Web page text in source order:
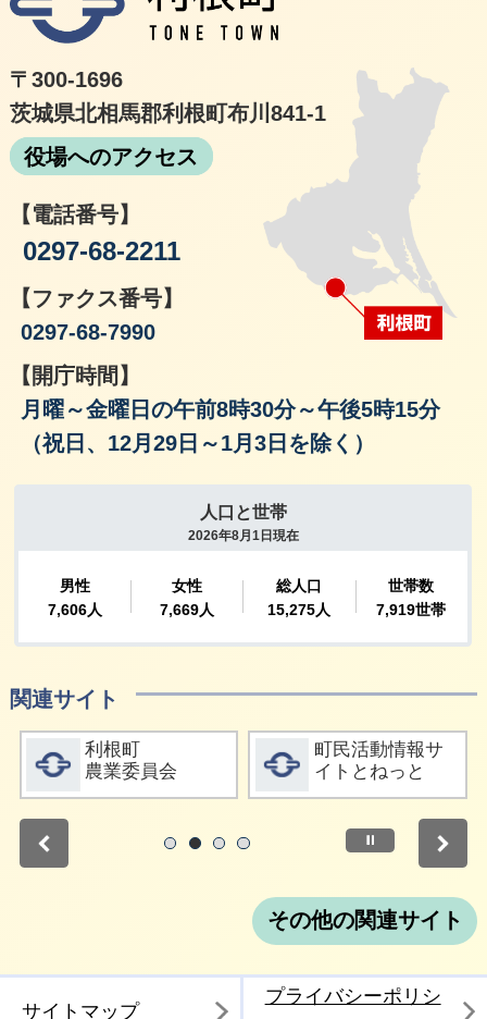
〒300-1696
茨城県北相馬郡利根町布川841-1
役場へのアクセス
【電話番号】
0297-68-2211
【ファクス番号】
0297-68-7990
【開庁時間】
月曜～金曜日の午前8時30分～午後5時15分
（祝日、12月29日～1月3日を除く）
関連サイト
詳細をみる
利根町
農業委員会
詳細をみる
町民活動情報サ
イトとねっと
停止
その他の関連サイト
サイトマップ
プライバシーポリシ